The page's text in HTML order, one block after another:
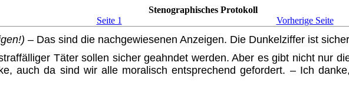
Stenographisches Protokoll
Seite 1 Vorherige Seite
– Das sind die nachgewiesenen Anzei­gen. Die Dunkelziffer ist
Täter sollen sicher geahndet wer­den. Aber es gibt nicht nur
auch da sind wir alle moralisch entsprechend gefordert. – Ich